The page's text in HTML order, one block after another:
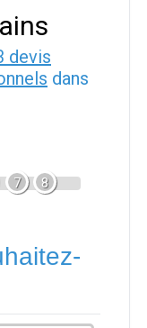
devis
dans
7 8